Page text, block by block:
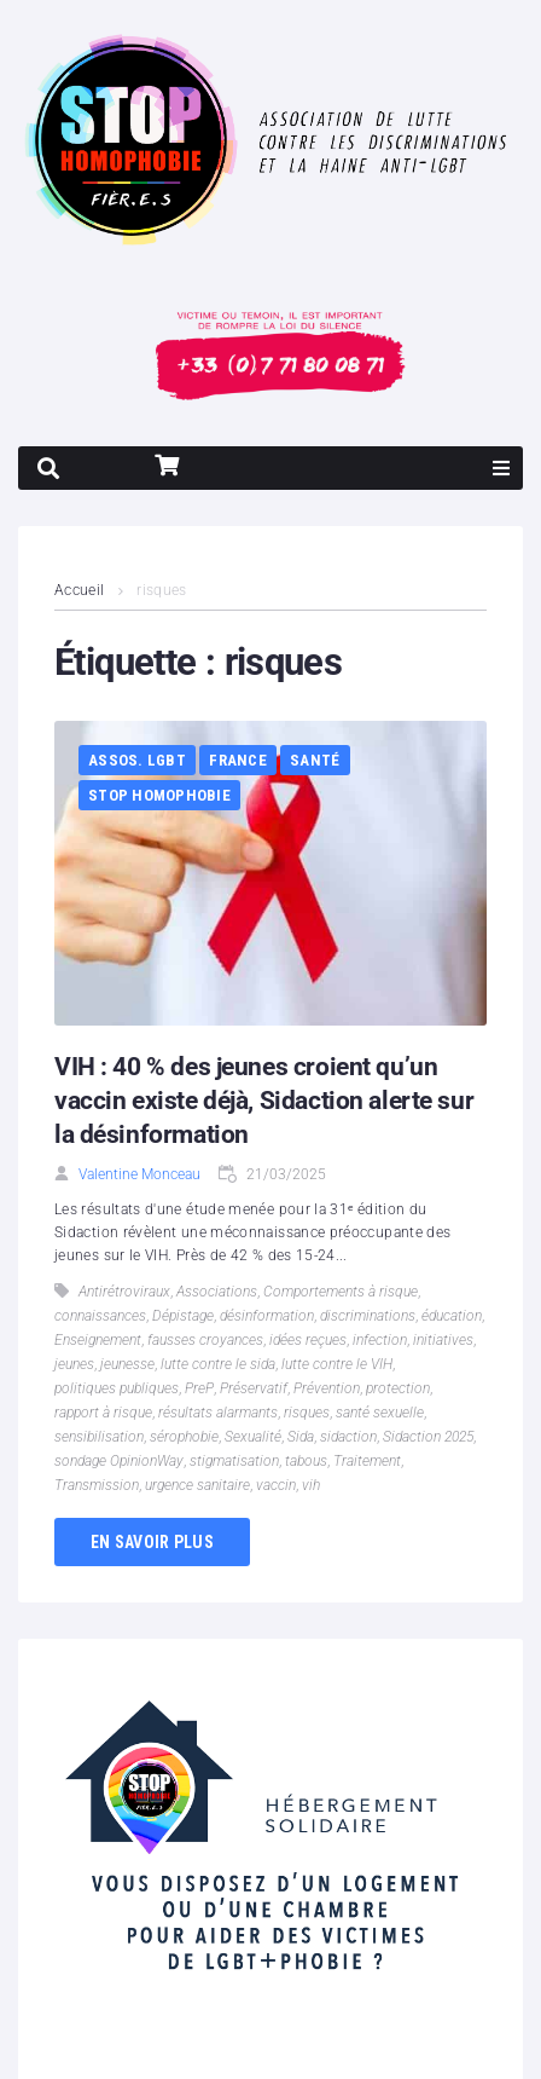
Contenus litigieux
Boutique
Partenaires
Contacts
Hébergement solidaire
Accueil risques
Étiquette : risques
ASSOS. LGBT FRANCE
SANTÉ
STOP HOMOPHOBIE
VIH : 40 % des jeunes croient qu’un
vaccin existe déjà, Sidaction alerte sur
la désinformation
Valentine Monceau 21/03/2025
Les résultats d'une étude menée pour la 31ᵉ édition du
Sidaction révèlent une méconnaissance préoccupante des
jeunes sur le VIH. Près de 42 % des 15-24...
Antirétroviraux, Associations, Comportements à risque,
connaissances, Dépistage, désinformation, discriminations, éducation,
Enseignement, fausses croyances, idées reçues, infection, initiatives,
jeunes, jeunesse, lutte contre le sida, lutte contre le VIH,
politiques publiques, PreP, Préservatif, Prévention, protection,
rapport à risque, résultats alarmants, risques, santé sexuelle,
sensibilisation, sérophobie, Sexualité, Sida, sidaction, Sidaction 2025,
sondage OpinionWay, stigmatisation, tabous, Traitement,
Transmission, urgence sanitaire, vaccin, vih
EN SAVOIR PLUS